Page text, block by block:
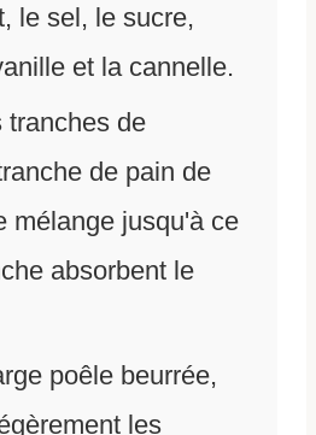
le sel, le sucre,
et la cannelle.
tranches de
de pain de
mélange jusqu'à ce
absorbent le
poêle beurrée,
les